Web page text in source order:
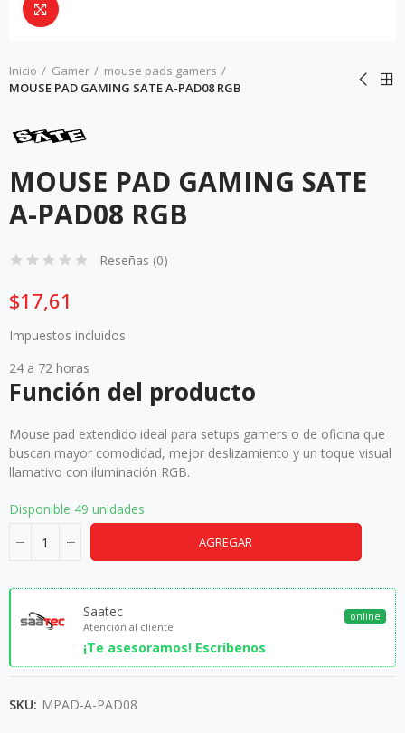
Inicio Gamer
mouse pads gamers
MOUSE PAD GAMING SATE A-PAD08 RGB
MOUSE PAD GAMING SATE
A-PAD08 RGB
Reseñas (0)
$17,61
Impuestos incluidos
24 a 72 horas
Función del producto
Mouse pad extendido ideal para setups gamers o de oficina que
buscan mayor comodidad, mejor deslizamiento y un toque visual
llamativo con iluminación RGB.
Disponible 49 unidades
AGREGAR
Saatec
Atención al cliente
¡Te asesoramos! Escríbenos
online
SKU: MPAD-A-PAD08